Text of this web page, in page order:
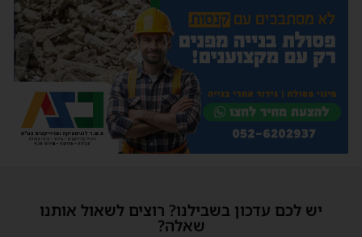
יש לכם עדכון בשבילנו? רוצים לשאול אותנו
שאלה?